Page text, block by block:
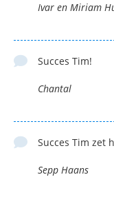
Ivar en Miriam
Succes Tim!
Chantal
Succes Tim zet
Sepp Haans